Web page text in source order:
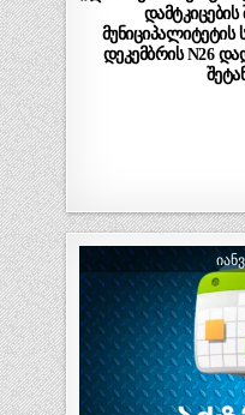
დამტკიცების
მუნიციპალიტეტის
დეკემბრის N26